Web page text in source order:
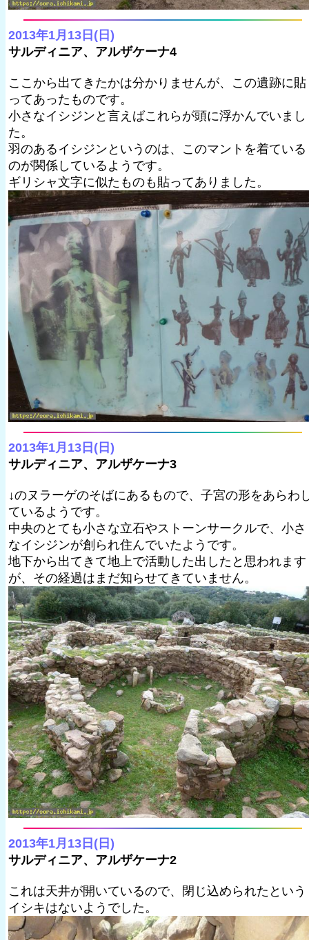
2013年1月13日(日)
サルディニア、アルザケーナ4
ここから出てきたかは分かりませんが、この遺跡に貼
ってあったものです。
小さなイシジンと言えばこれらが頭に浮かんでいまし
た。
羽のあるイシジンというのは、このマントを着ている
のが関係しているようです。
ギリシャ文字に似たものも貼ってありました。
2013年1月13日(日)
サルディニア、アルザケーナ3
↓のヌラーゲのそばにあるもので、子宮の形をあらわ
ているようです。
中央のとても小さな立石やストーンサークルで、小さ
なイシジンが創られ住んでいたようです。
地下から出てきて地上で活動した出したと思われます
が、その経過はまだ知らせてきていません。
2013年1月13日(日)
サルディニア、アルザケーナ2
これは天井が開いているので、閉じ込められたという
イシキはないようでした。